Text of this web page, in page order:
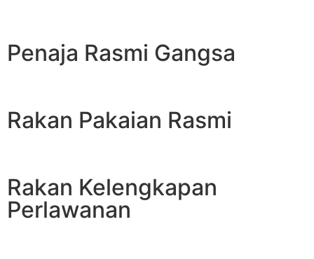
Penaja Rasmi Gangsa
Rakan Pakaian Rasmi
Rakan Kelengkapan
Perlawanan